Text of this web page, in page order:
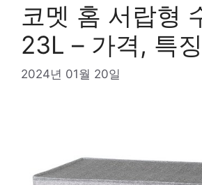
코멧 홈 서랍형
23L – 가격, 특
2024년 01월 20일